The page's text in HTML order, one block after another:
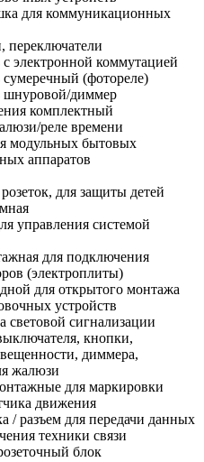
для коммуникационных
переключатели
электронной коммутацией
(фотореле)
шнуровой/диммер
комплектный
реле времени
модульных бытовых
аппаратов
для защиты детей
управления системой
для подключения
(электроплиты)
для открытого монтажа
устройств
световой сигнализации
кнопки,
диммера,
жалюзи
для маркировки
движения
/ разъем для передачи данных
техники связи
блок